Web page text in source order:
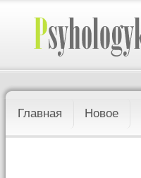
Главная Новое